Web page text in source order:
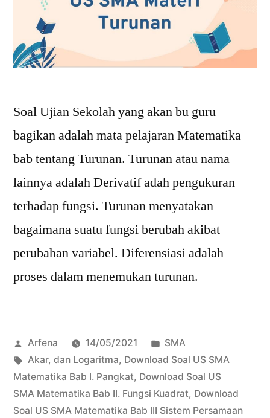
Soal Ujian Sekolah yang akan bu guru
bagikan adalah mata pelajaran Matematika
bab tentang Turunan. Turunan atau nama
lainnya adalah Derivatif adah pengukuran
terhadap fungsi. Turunan menyatakan
bagaimana suatu fungsi berubah akibat
perubahan variabel. Diferensiasi adalah
proses dalam menemukan turunan.
Posted
by
Arfena 14/05/2021
Posted
in
SMA
Tags:
Akar, dan Logaritma, Download Soal US SMA
Matematika Bab I. Pangkat, Download Soal US
SMA Matematika Bab II. Fungsi Kuadrat, Download
Soal US SMA Matematika Bab III Sistem Persamaan